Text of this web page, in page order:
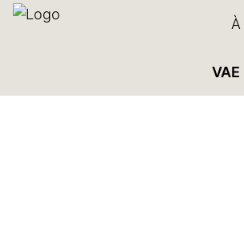
VAE